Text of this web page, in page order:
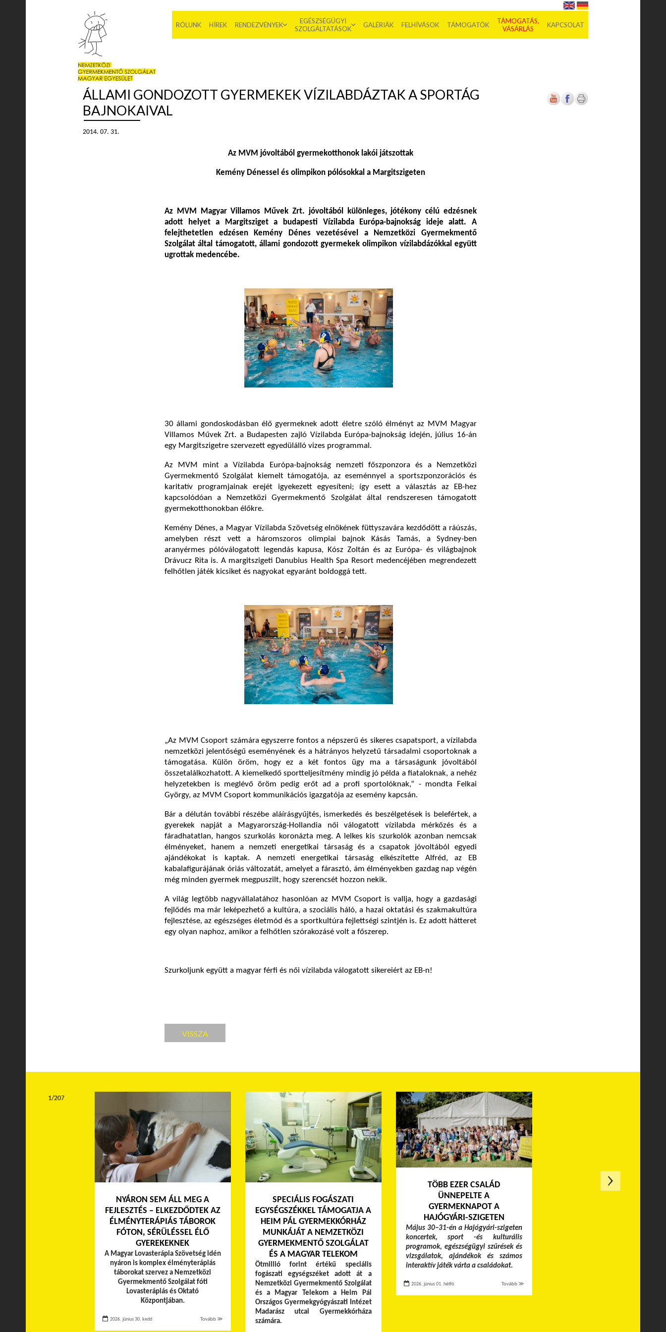
RÓLUNK HÍREK RENDEZVÉNYEK
EGÉSZSÉGÜGYI
SZOLGÁLTATÁSOK
GALÉRIÁK FELHÍVÁSOK TÁMOGATÓK
TÁMOGATÁS,
VÁSÁRLÁS
KAPCSOLAT
ÁLLAMI GONDOZOTT GYERMEKEK VÍZILABDÁZTAK A SPORTÁG
BAJNOKAIVAL
2014. 07. 31.
Az MVM jóvoltából gyermekotthonok lakói játszottak
Kemény Dénessel és olimpikon pólósokkal a Margitszigeten
Az MVM Magyar Villamos Művek Zrt. jóvoltából különleges, jótékony célú edzésnek
adott helyet a Margitsziget a budapesti Vízilabda Európa-bajnokság ideje alatt. A
felejthetetlen edzésen Kemény Dénes vezetésével a Nemzetközi Gyermekmentő
Szolgálat által támogatott, állami gondozott gyermekek olimpikon vízilabdázókkal együtt
ugrottak medencébe.
30 állami gondoskodásban élő gyermeknek adott életre szóló élményt az MVM Magyar
Villamos Művek Zrt. a Budapesten zajló Vízilabda Európa-bajnokság idején, július 16-án
egy Margitszigetre szervezett egyedülálló vizes programmal.
Az MVM mint a Vízilabda Európa-bajnokság nemzeti főszponzora és a Nemzetközi
Gyermekmentő Szolgálat kiemelt támogatója, az eseménnyel a sportszponzorációs és
karitatív programjainak erejét igyekezett egyesíteni; így esett a választás az EB-hez
kapcsolódóan a Nemzetközi Gyermekmentő Szolgálat által rendszeresen támogatott
gyermekotthonokban élőkre.
Kemény Dénes, a Magyar Vízilabda Szövetség elnökének füttyszavára kezdődött a ráúszás,
amelyben részt vett a háromszoros olimpiai bajnok Kásás Tamás, a Sydney-ben
aranyérmes pólóválogatott legendás kapusa, Kósz Zoltán és az Európa- és világbajnok
Drávucz Rita is. A margitszigeti Danubius Health Spa Resort medencéjében megrendezett
felhőtlen játék kicsiket és nagyokat egyaránt boldoggá tett.
„Az MVM Csoport számára egyszerre fontos a népszerű és sikeres csapatsport, a vízilabda
nemzetközi jelentőségű eseményének és a hátrányos helyzetű társadalmi csoportoknak a
támogatása. Külön öröm, hogy ez a két fontos ügy ma a társaságunk jóvoltából
összetalálkozhatott. A kiemelkedő sportteljesítmény mindig jó példa a fiataloknak, a nehéz
helyzetekben is meglévő öröm pedig erőt ad a profi sportolóknak,” - mondta Felkai
György, az MVM Csoport kommunikációs igazgatója az esemény kapcsán.
Bár a délután további részébe aláírásgyűjtés, ismerkedés és beszélgetések is belefértek, a
gyerekek napját a Magyarország-Hollandia női válogatott vízilabda mérkőzés és a
fáradhatatlan, hangos szurkolás koronázta meg. A lelkes kis szurkolók azonban nemcsak
élményeket, hanem a nemzeti energetikai társaság és a csapatok jóvoltából egyedi
ajándékokat is kaptak. A nemzeti energetikai társaság elkészítette Alfréd, az EB
kabalafigurájának óriás változatát, amelyet a fárasztó, ám élményekben gazdag nap végén
még minden gyermek megpuszilt, hogy szerencsét hozzon nekik.
A világ legtöbb nagyvállalatához hasonlóan az MVM Csoport is vallja, hogy a gazdasági
fejlődés ma már leképezhető a kultúra, a szociális háló, a hazai oktatási és szakmakultúra
fejlesztése, az egészséges életmód és a sportkultúra fejlettségi szintjén is. Ez adott hátteret
egy olyan naphoz, amikor a felhőtlen szórakozásé volt a főszerep.
Szurkoljunk együtt a magyar férfi és női vízilabda válogatott sikereiért az EB-n!
VISSZA
NYÁRON SEM ÁLL MEG A
FEJLESZTÉS – ELKEZDŐDTEK AZ
ÉLMÉNYTERÁPIÁS TÁBOROK
FÓTON, SÉRÜLÉSSEL ÉLŐ
GYEREKEKNEK
A Magyar Lovasterápia Szövetség idén
nyáron is komplex élményterápiás
táborokat szervez a Nemzetközi
Gyermekmentő Szolgálat fóti
Lovasterápiás és Oktató
Központjában.
2026. június 30. kedd Tovább ≫
SPECIÁLIS FOGÁSZATI
EGYSÉGSZÉKKEL TÁMOGATJA A
HEIM PÁL GYERMEKKÓRHÁZ
MUNKÁJÁT A NEMZETKÖZI
GYERMEKMENTŐ SZOLGÁLAT
ÉS A MAGYAR TELEKOM
Ötmillió forint értékű speciális
fogászati egységszéket adott át a
Nemzetközi Gyermekmentő Szolgálat
és a Magyar Telekom a Heim Pál
Országos Gyermekgyógyászati Intézet
Madarász utcai Gyermekkórháza
számára.
TÖBB EZER CSALÁD
ÜNNEPELTE A
GYERMEKNAPOT A
HAJÓGYÁRI-SZIGETEN
Május 30–31-én a Hajógyári-szigeten
koncertek, sport -és kulturális
programok, egészségügyi szűrések és
vizsgálatok, ajándékok és számos
interaktív játék várta a családokat.
2026. június 01. hétfő Tovább ≫
1/207